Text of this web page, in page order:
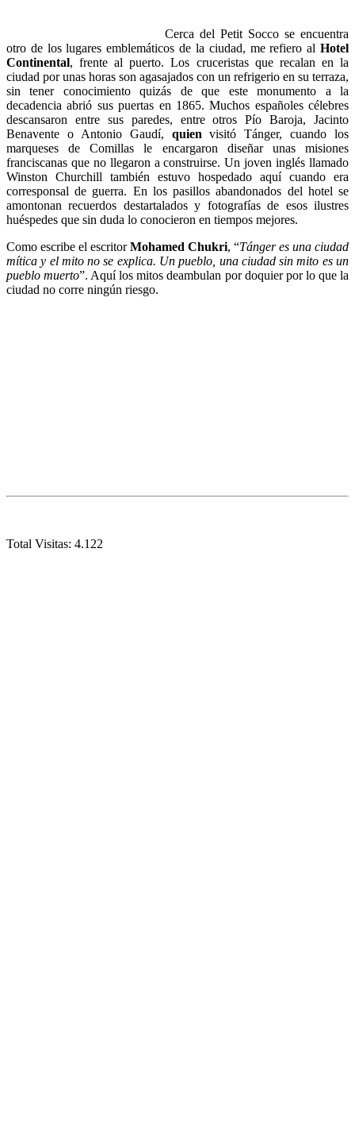
Cerca del Petit Socco se encuentra
otro de los lugares emblemáticos de la ciudad, me refiero al Hotel
Continental, frente al puerto. Los cruceristas que recalan en la
ciudad por unas horas son agasajados con un refrigerio en su terraza,
sin tener conocimiento quizás de que este monumento a la
decadencia abrió sus puertas en 1865. Muchos españoles célebres
descansaron entre sus paredes, entre otros Pío Baroja, Jacinto
Benavente o Antonio Gaudí, quienvisitó Tánger, cuando los
marqueses de Comillas le encargaron diseñar unas misiones
franciscanas que no llegaron a construirse. Un joven inglés llamado
Winston Churchill también estuvo hospedado aquí cuando era
corresponsal de guerra. En los pasillos abandonados del hotel se
amontonan recuerdos destartalados y fotografías de esos ilustres
huéspedes que sin duda lo conocieron en tiempos mejores.
Como escribe el escritorMohamed Chukri, “Tánger es una ciudad
mítica y el mito no se explica. Un pueblo, una ciudad sin mito es un
pueblo muerto”. Aquí los mitos deambulan por doquier por lo que la
ciudad no corre ningún riesgo.
Total Visitas: 4.122